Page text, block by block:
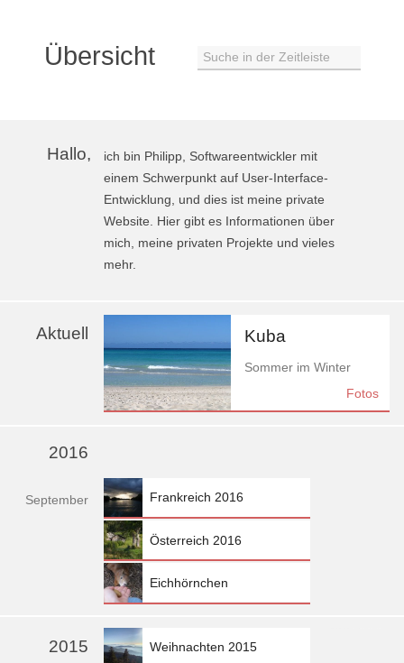
Übersicht Suche in der Zeitleiste
Hallo,
ich bin Philipp, Softwareentwickler mit
einem Schwerpunkt auf User-Interface-
Entwicklung, und dies ist meine private
Website. Hier gibt es Informationen über
mich, meine privaten Projekte und vieles
mehr.
Aktuell Kuba
Sommer im Winter
Fotos
2016
September Frankreich 2016
Österreich 2016
Eichhörnchen
2015 Weihnachten 2015